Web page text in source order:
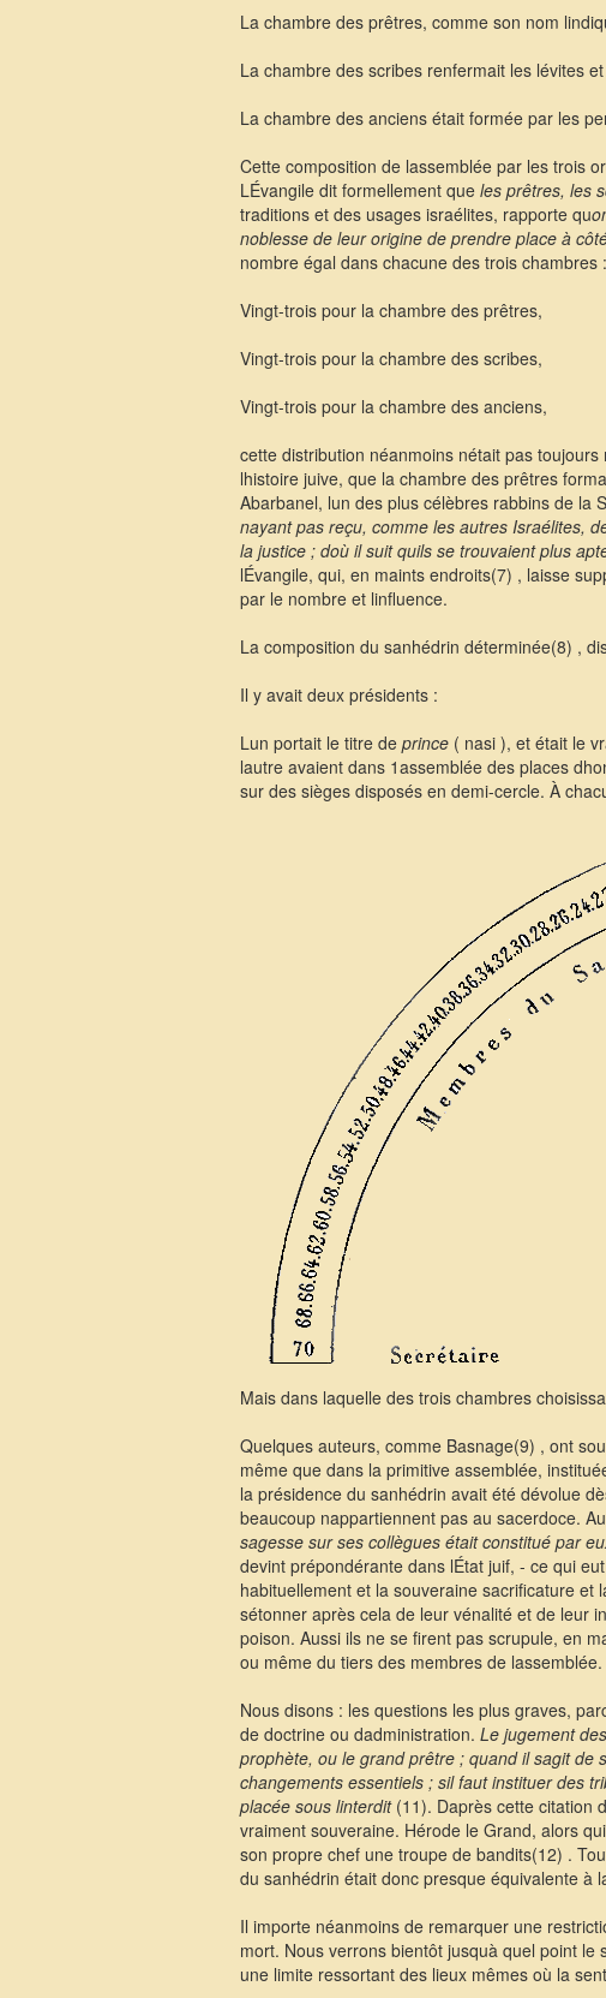
La chambre des prêtres, comme son nom
La chambre des scribes renfermait les lévites
La chambre des anciens était formée par les
Cette composition de lassemblée par les trois
LÉvangile dit formellement que les prêtres, les
traditions et des usages israélites, rapporte qu
noblesse de leur origine de prendre place à
nombre égal dans chacune des trois chambres :
Vingt-trois pour la chambre des prêtres,
Vingt-trois pour la chambre des scribes,
Vingt-trois pour la chambre des anciens,
cette distribution néanmoins nétait pas
lhistoire juive, que la chambre des prêtres
Abarbanel, lun des plus célèbres rabbins de la
nayant pas reçu, comme les autres Israélites,
la justice ; doù il suit quils se trouvaient plus
lÉvangile, qui, en maints endroits(7) , laisse
par le nombre et linfluence.
La composition du sanhédrin déterminée(8) ,
Il y avait deux présidents :
Lun portait le titre de prince( nasi ), et était le
lautre avaient dans 1assemblée des places
sur des sièges disposés en demi-cercle. À
Mais dans laquelle des trois chambres
Quelques auteurs, comme Basnage(9) , ont
même que dans la primitive assemblée,
la présidence du sanhédrin avait été dévolue
beaucoup nappartiennent pas au sacerdoce.
sagesse sur ses collègues était constitué par
devint prépondérante dans lÉtat juif, - ce qui
habituellement et la souveraine sacrificature et
sétonner après cela de leur vénalité et de
poison. Aussi ils ne se firent pas scrupule, en
ou même du tiers des membres de lassemblée.
Nous disons : les questions les plus graves,
de doctrine ou dadministration. Le jugement
prophète, ou le grand prêtre ; quand il sagit de
changements essentiels ; sil faut instituer des
placée sous linterdit(11). Daprès cette citation
vraiment souveraine. Hérode le Grand, alors
son propre chef une troupe de bandits(12) .
du sanhédrin était donc presque équivalente à
Il importe néanmoins de remarquer une
mort. Nous verrons bientôt jusquà quel point
une limite ressortant des lieux mêmes où la